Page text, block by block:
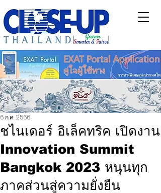
ชไนเดอร์ อิเล็คทริค เปิดงาน
Innovation Summit
Bangkok 2023 หนุนทุก
ภาคส่วนสู่ความยั่งยืน
6 ก.ค. 2566